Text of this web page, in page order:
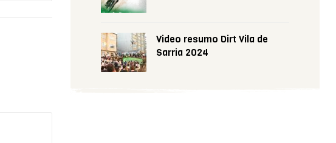
Video resumo Dirt Vila de
Sarria 2024